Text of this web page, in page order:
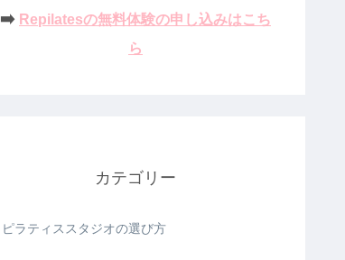
➡️ Repilatesの無料体験の申し込みはこち
ら
カテゴリー
ピラティススタジオの選び方